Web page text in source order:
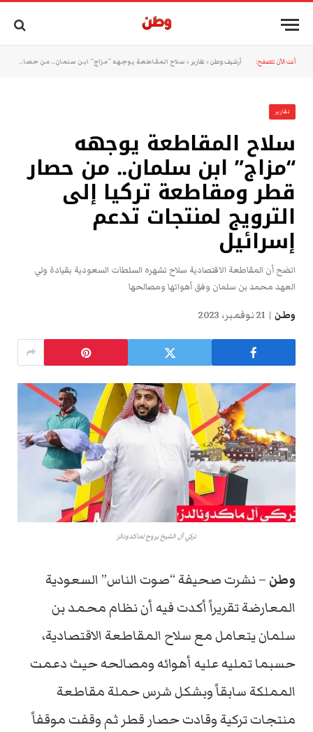
أنت الآن تتصفح: أرشيف وطن » تقارير » سلاح المقاطعة يوجهه “مزاج” ابن سلمان.. من حصار قطر ومقاطعة تركيا إلى الترويج لمنتجات تدعم إسرائيل
تقارير
سلاح المقاطعة يوجهه
“مزاج” ابن سلمان.. من حصار
قطر ومقاطعة تركيا إلى
الترويج لمنتجات تدعم
إسرائيل
اتضح أن المقاطعة الاقتصادية سلاح تشهره السلطات السعودية بقيادة ولي
العهد محمد بن سلمان وفق أهوائها ومصالحها
وطن 21 نوفمبر، 2023
تركي آل الشيخ يروج لماكدونالز
وطن – نشرت صحيفة “صوت الناس” السعودية
المعارضة تقريراً أكدت فيه أن نظام محمد بن
سلمان يتعامل مع سلاح المقاطعة الاقتصادية،
حسبما تمليه عليه أهوائه ومصالحه حيث دعمت
المملكة سابقاً وبشكل شرس حملة مقاطعة
منتجات تركية وقادت حصار قطر ثم وقفت موقفاً